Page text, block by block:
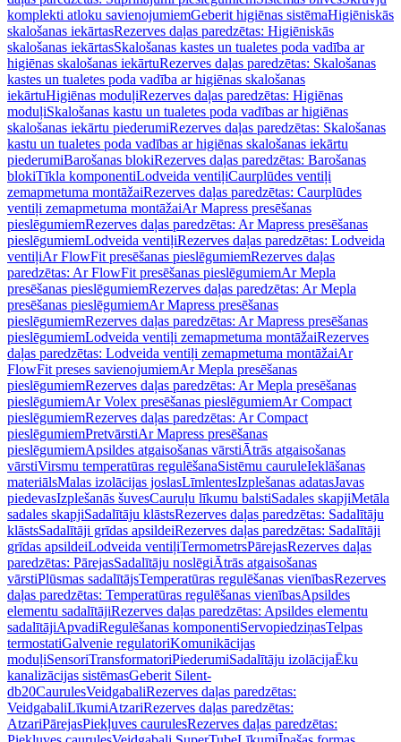
komplekti atloku savienojumiemGeberit higiēnas sistēmaHigiēniskās
skalošanas iekārtasRezerves daļas paredzētas: Higiēniskās
skalošanas iekārtasSkalošanas kastes un tualetes poda vadība ar
higiēnas skalošanas iekārtuRezerves daļas paredzētas: Skalošanas
kastes un tualetes poda vadība ar higiēnas skalošanas
iekārtuHigiēnas moduļiRezerves daļas paredzētas: Higiēnas
moduļiSkalošanas kastu un tualetes poda vadības ar higiēnas
skalošanas iekārtu piederumiRezerves daļas paredzētas: Skalošanas
kastu un tualetes poda vadības ar higiēnas skalošanas iekārtu
piederumiBarošanas blokiRezerves daļas paredzētas: Barošanas
blokiTīkla komponentiLodveida ventiļiCaurplūdes ventiļi
zemapmetuma montāžaiRezerves daļas paredzētas: Caurplūdes
ventiļi zemapmetuma montāžaiAr Mapress presēšanas
pieslēgumiemRezerves daļas paredzētas: Ar Mapress presēšanas
pieslēgumiemLodveida ventiļiRezerves daļas paredzētas: Lodveida
ventiļiAr FlowFit presēšanas pieslēgumiemRezerves daļas
paredzētas: Ar FlowFit presēšanas pieslēgumiemAr Mepla
presēšanas pieslēgumiemRezerves daļas paredzētas: Ar Mepla
presēšanas pieslēgumiemAr Mapress presēšanas
pieslēgumiemRezerves daļas paredzētas: Ar Mapress presēšanas
pieslēgumiemLodveida ventiļi zemapmetuma montāžaiRezerves
daļas paredzētas: Lodveida ventiļi zemapmetuma montāžaiAr
FlowFit preses savienojumiemAr Mepla presēšanas
pieslēgumiemRezerves daļas paredzētas: Ar Mepla presēšanas
pieslēgumiemAr Volex presēšanas pieslēgumiemAr Compact
pieslēgumiemRezerves daļas paredzētas: Ar Compact
pieslēgumiemPretvārstiAr Mapress presēšanas
pieslēgumiemApsildes atgaisošanas vārstiĀtrās atgaisošanas
vārstiVirsmu temperatūras regulēšanaSistēmu cauruleIeklāšanas
materiālsMalas izolācijas joslasLīmlentesIzplešanas adatasJavas
piedevasIzplešanās šuvesCauruļu līkumu balstiSadales skapjiMetāla
sadales skapjiSadalītāju klāstsRezerves daļas paredzētas: Sadalītāju
klāstsSadalītāji grīdas apsildeiRezerves daļas paredzētas: Sadalītāji
grīdas apsildeiLodveida ventiļiTermometrsPārejasRezerves daļas
paredzētas: PārejasSadalītāju noslēgiĀtrās atgaisošanas
vārstiPlūsmas sadalītājsTemperatūras regulēšanas vienībasRezerves
daļas paredzētas: Temperatūras regulēšanas vienībasApsildes
elementu sadalītājiRezerves daļas paredzētas: Apsildes elementu
sadalītājiApvadiRegulēšanas komponentiServopiedziņasTelpas
termostatiGalvenie regulatoriKomunikācijas
moduļiSensoriTransformatoriPiederumiSadalītāju izolācijaĒku
kanalizācijas sistēmasGeberit Silent-
db20CaurulesVeidgabaliRezerves daļas paredzētas:
VeidgabaliLīkumiAtzariRezerves daļas paredzētas:
AtzariPārejasPiekļuves caurulesRezerves daļas paredzētas: